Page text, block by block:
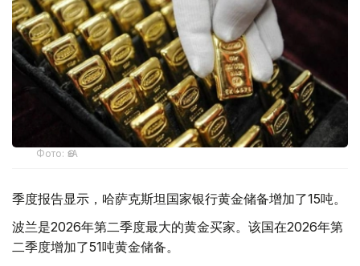
Фото: ӨзА
季度报告显示，哈萨克斯坦国家银行黄金储备增加了15吨。
波兰是2026年第二季度最大的黄金买家。该国在2026年第
二季度增加了51吨黄金储备。